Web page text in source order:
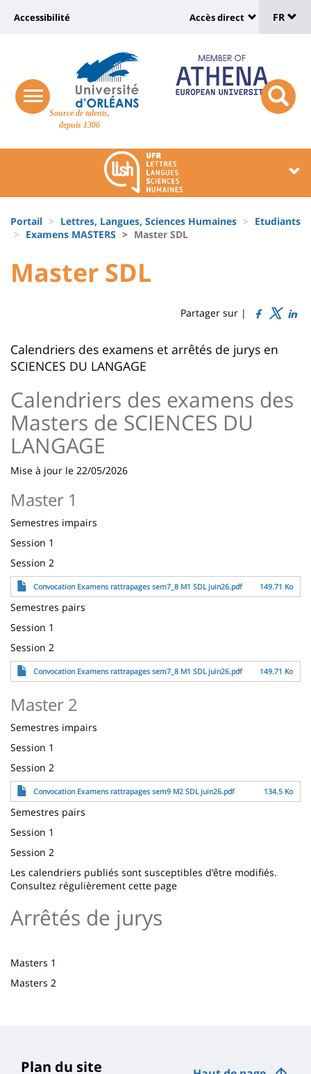
Site
Source de talents,
depuis 1306
Recherche
responsive
menu
button
Université
vers
page
accessibilité
Accessibilité
:
Shortcut
links
Accès direct
de
FR
Block
liste
composantes
d'Ariane
Portail Lettres, Langues, Sciences Humaines
Etudiants
Examens MASTERS
Master SDL
University
University
content
Titre
Master SDL
Partager sur |
Contenu
de
la
page
principale
Calendriers des examens et arrêtés de jurys en
SCIENCES DU LANGAGE
Calendriers des examens des
Masters de SCIENCES DU
LANGAGE
Mise à jour le 22/05/2026
Master 1
Semestres impairs
Session 1
Session 2
FichierConvocation Examens rattrapages sem7_8 M1 SDL juin26.pdf 149.71 Ko
Semestres pairs
Session 1
Session 2
FichierConvocation Examens rattrapages sem7_8 M1 SDL juin26.pdf 149.71 Ko
Master 2
Semestres impairs
Session 1
Session 2
FichierConvocation Examens rattrapages sem9 M2 SDL juin26.pdf 134.5 Ko
Semestres pairs
Session 1
Session 2
Les calendriers publiés sont susceptibles d'être modifiés.
Consultez régulièrement cette page
Arrêtés de jurys
Masters 1
Masters 2
Plan du site